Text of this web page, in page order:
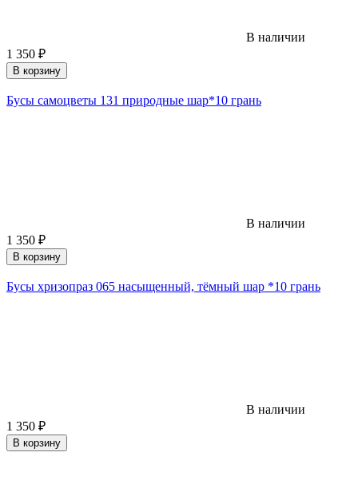
В наличии
1 350 ₽
В корзину
Бусы самоцветы 131 природные шар*10 грань
В наличии
1 350 ₽
В корзину
Бусы хризопраз 065 насыщенный, тёмный шар *10 грань
В наличии
1 350 ₽
В корзину